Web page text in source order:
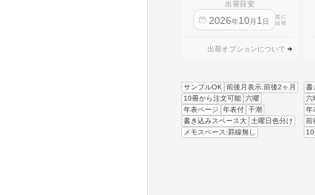
出荷目安
2026年10月 1 日
迄に
出荷
出荷オプションについて
サンプルOK
前後月表示:前後2ヶ月
10冊から注文可能 六曜
年表ページ
年表付 干潮
書き込みスペース大
土曜日色分け
メモスペース:罫線無し
書
六
年
前